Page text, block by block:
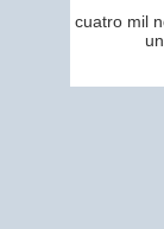
cuatro mil